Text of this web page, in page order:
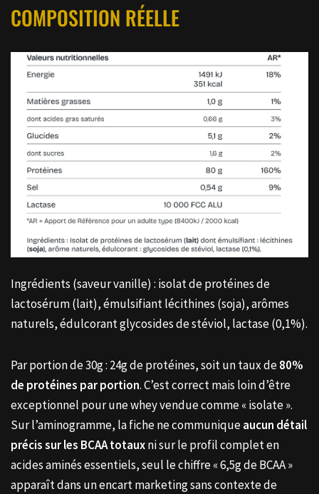
COMPOSITION RÉELLE
Ingrédients (saveur vanille) : isolat de protéines de
lactosérum (lait), émulsifiant lécithines (soja), arômes
naturels, édulcorant glycosides de stéviol, lactase (0,1%).
Par portion de 30g : 24g de protéines, soit un taux de80%
de protéines par portion. C’est correct mais loin d’être
exceptionnel pour une whey vendue comme « isolate ».
Sur l’aminogramme, la fiche ne communiqueaucun détail
précis sur les BCAA totauxni sur le profil complet en
acides aminés essentiels, seul le chiffre « 6,5g de BCAA »
apparaît dans un encart marketing sans contexte de